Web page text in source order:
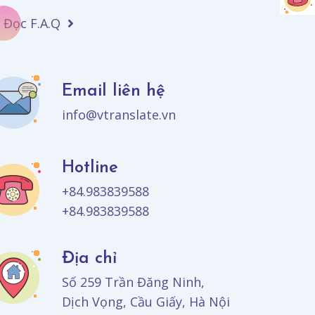
Đọc F.A.Q
Email liên hệ
info@vtranslate.vn
Hotline
+84.983839588
+84.983839588
Địa chỉ
Số 259 Trần Đăng Ninh,
Dịch Vọng, Cầu Giấy, Hà Nội